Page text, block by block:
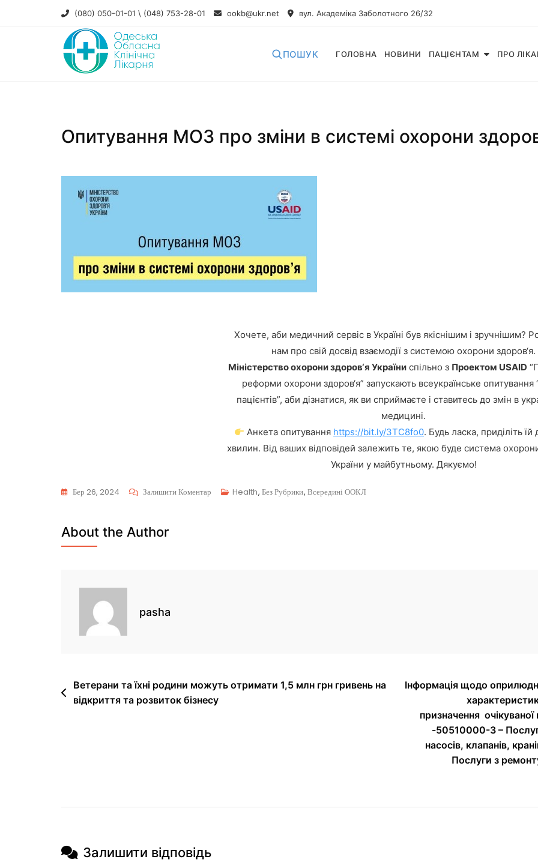
(080) 050-01-01 \ (048) 753-28-01 ookb@ukr.net вул. Академіка Заболотного 26/32
ПОШУК ГОЛОВНА НОВИНИ ПАЦІЄНТАМ ПРО
Опитування МОЗ про зміни в системі охорони
Хочете, аби медичний сервіс в Україні був якіснішим і зручнішим?
нам про свій досвід взаємодії з системою охорони здоров‘я.
Міністерство охорони здоров‘я Україниспільно з Проектом USAID
реформи охорони здоров‘я” запускають всеукраїнське опитування
пацієнтів”, аби дізнатися, як ви сприймаєте і ставитесь до змін в
медицині.
Анкета опитування https://bit.ly/3TC8fo0. Будь ласка, приділіть їй
хвилин. Від ваших відповідей залежить те, якою буде система
України у майбутньому. Дякуємо!
Бер 26, 2024 Залишити Коментар Health, Без Рубрики, Всередині ООКЛ
About the Author
pasha
Ветерани та їхні родини можуть отримати 1,5 млн грн гривень на
відкриття та розвиток бізнесу
Інформація щодо
призначення
-50510000-3 –
насосів, клапанів,
Послуги з
Залишити відповідь